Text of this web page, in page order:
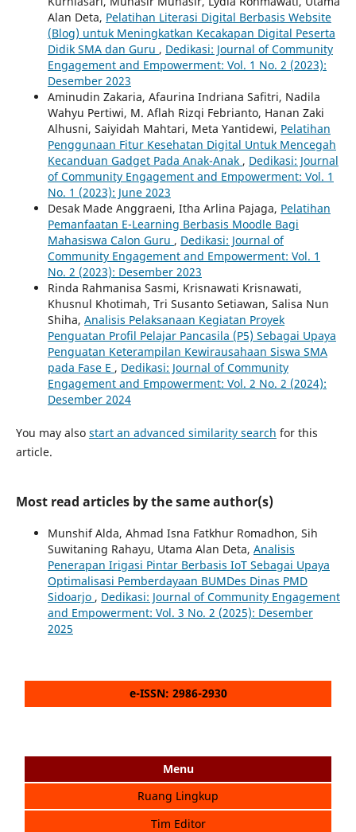
Alan Deta, Pelatihan Literasi Digital Berbasis Website
(Blog) untuk Meningkatkan Kecakapan Digital Peserta
Didik SMA dan Guru , Dedikasi: Journal of Community
Engagement and Empowerment: Vol. 1 No. 2 (2023):
Desember 2023
Aminudin Zakaria, Afaurina Indriana Safitri, Nadila
Wahyu Pertiwi, M. Aflah Rizqi Febrianto, Hanan Zaki
Alhusni, Saiyidah Mahtari, Meta Yantidewi, Pelatihan
Penggunaan Fitur Kesehatan Digital Untuk Mencegah
Kecanduan Gadget Pada Anak-Anak , Dedikasi: Journal
of Community Engagement and Empowerment: Vol. 1
No. 1 (2023): June 2023
Desak Made Anggraeni, Itha Arlina Pajaga, Pelatihan
Pemanfaatan E-Learning Berbasis Moodle Bagi
Mahasiswa Calon Guru , Dedikasi: Journal of
Community Engagement and Empowerment: Vol. 1
No. 2 (2023): Desember 2023
Rinda Rahmanisa Sasmi, Krisnawati Krisnawati,
Khusnul Khotimah, Tri Susanto Setiawan, Salisa Nun
Shiha, Analisis Pelaksanaan Kegiatan Proyek
Penguatan Profil Pelajar Pancasila (P5) Sebagai Upaya
Penguatan Keterampilan Kewirausahaan Siswa SMA
pada Fase E , Dedikasi: Journal of Community
Engagement and Empowerment: Vol. 2 No. 2 (2024):
Desember 2024
You may also start an advanced similarity search for this
article.
Most read articles by the same author(s)
Munshif Alda, Ahmad Isna Fatkhur Romadhon, Sih
Suwitaning Rahayu, Utama Alan Deta, Analisis
Penerapan Irigasi Pintar Berbasis IoT Sebagai Upaya
Optimalisasi Pemberdayaan BUMDes Dinas PMD
Sidoarjo , Dedikasi: Journal of Community Engagement
and Empowerment: Vol. 3 No. 2 (2025): Desember
2025
e-ISSN: 2986-2930
Menu
Ruang Lingkup
Tim Editor